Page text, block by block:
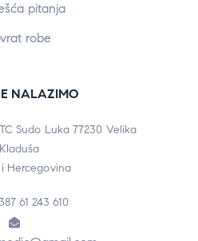
pitanja
robe
NALAZIMO
Sudo Luka 77230 Velika
Kladuša
i Hercegovina
61 243 610